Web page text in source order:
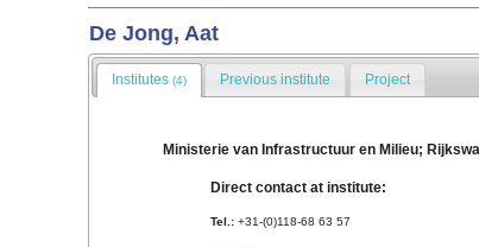
De Jong, Aat
Institutes (4) Previous institute Project
Ministerie van Infrastructuur en Milieu;
Direct contact at institute:
Tel.: +31-(0)118-68 63 57